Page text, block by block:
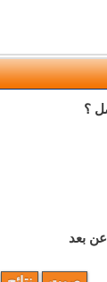
؟
بعد